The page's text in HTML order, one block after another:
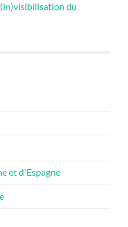
du
et d'Espagne